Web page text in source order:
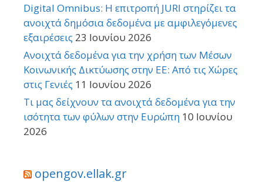
Digital Omnibus: Η επιτροπή JURI στηρίζει τα
ανοιχτά δημόσια δεδομένα με αμφιλεγόμενες
εξαιρέσεις 23 Ιουνίου 2026
Ανοιχτά δεδομένα για την χρήση των Μέσων
Κοινωνικής Δικτύωσης στην ΕΕ: Από τις Χώρες
στις Γενιές 11 Ιουνίου 2026
Τι μας δείχνουν τα ανοιχτά δεδομένα για την
ισότητα των φύλων στην Ευρώπη 10 Ιουνίου
2026
opengov.ellak.gr